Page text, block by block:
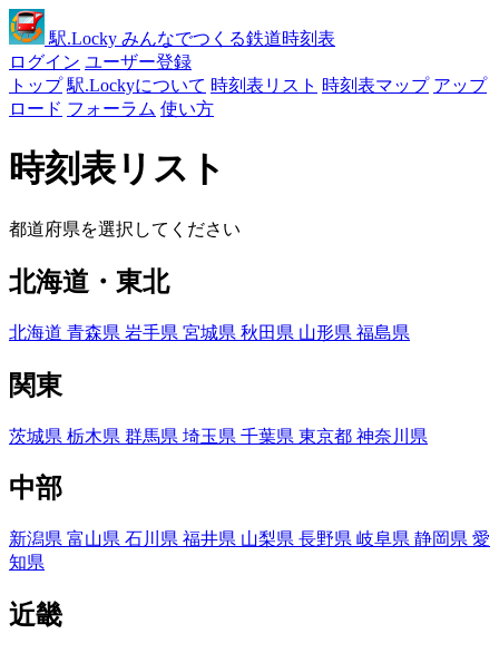
駅.Locky みんなでつくる鉄道時刻表
ログイン ユーザー登録
トップ 駅.Lockyについて 時刻表リスト 時刻表マップ アップ
ロード フォーラム 使い方
時刻表リスト
都道府県を選択してください
北海道・東北
北海道 青森県 岩手県 宮城県 秋田県 山形県 福島県
関東
茨城県 栃木県 群馬県 埼玉県 千葉県 東京都 神奈川県
中部
新潟県 富山県 石川県 福井県 山梨県 長野県 岐阜県 静岡県 愛
知県
近畿